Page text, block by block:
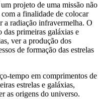
projeto de uma missão não
a finalidade de colocar
a radiação infravermelha. O
das primeiras galáxias e
ver a produção dos
de formação das estrelas
tempo em comprimentos de
estrelas e galáxias,
as origens do universo.